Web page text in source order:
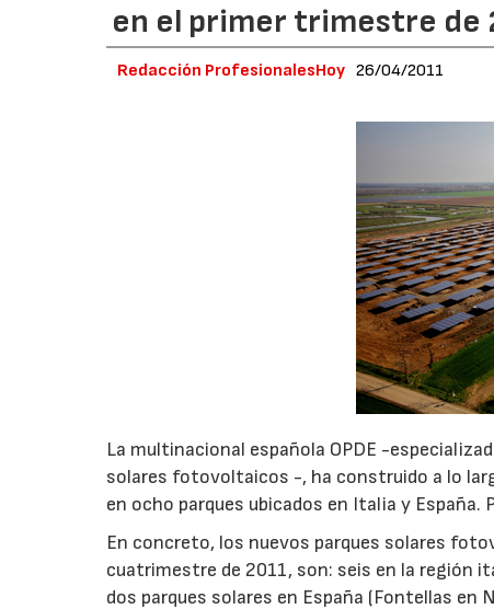
en el primer trimestre de
Redacción ProfesionalesHoy 26/04/2011
La multinacional española OPDE -
solares fotovoltaicos -, ha construido a lo
en ocho parques ubicados en Italia y
En concreto, los nuevos parques solares
cuatrimestre de 2011, son: seis en la región
dos parques solares en España (Fontellas en